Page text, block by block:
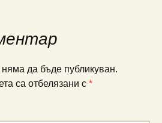
да бъде публикуван.
са отбелязани с *